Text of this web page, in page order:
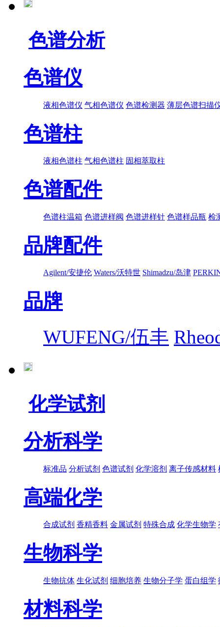
色谱分析
色谱仪
液相色谱仪 气相色谱仪 色谱检测器 薄层色谱扫描
色谱柱
液相色谱柱 气相色谱柱 固相萃取柱
色谱配件
色谱柱温箱 色谱进样阀 色谱进样针 色谱样品瓶 检
品牌配件
Agilent/安捷伦 Waters/沃特世 Shimadzu/岛津
品牌
WUFENG/伍丰
化学试剂
分析科学
标准品 分析试剂 色谱试剂 化学溶剂 离子传感材料
高端化学
合成试剂 香精香料 金属试剂 特殊合成 化学生物学
生物科学
生物抗体 生化试剂 细胞培养 生物分子学 蛋白组学
材料科学